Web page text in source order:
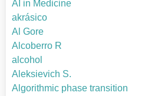
AI in Medicine
akrásico
Al Gore
Alcoberro R
alcohol
Aleksievich S.
Algorithmic phase transition